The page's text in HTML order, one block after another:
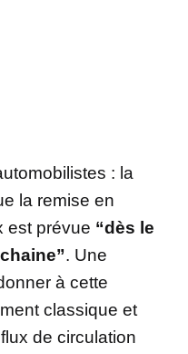
: la
la remise en
est prévue “dès le
. Une
à cette
classique et
de circulation